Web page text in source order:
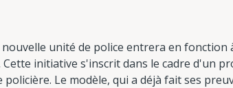
unité de police entrera en fonction
initiative s'inscrit dans le cadre d'un
Le modèle, qui a déjà fait ses